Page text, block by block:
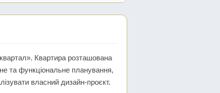
Квартира розташована
та функціональне планування,
власний дизайн-проєкт.